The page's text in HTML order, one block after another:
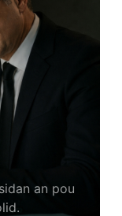
an pou